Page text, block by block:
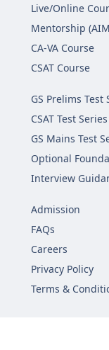
Live/Online
Mentorship
CA-VA Course
CSAT Course
GS Prelims Test
CSAT Test Series
GS Mains Test
Optional
Interview
Admission
FAQs
Careers
Privacy Policy
Terms &